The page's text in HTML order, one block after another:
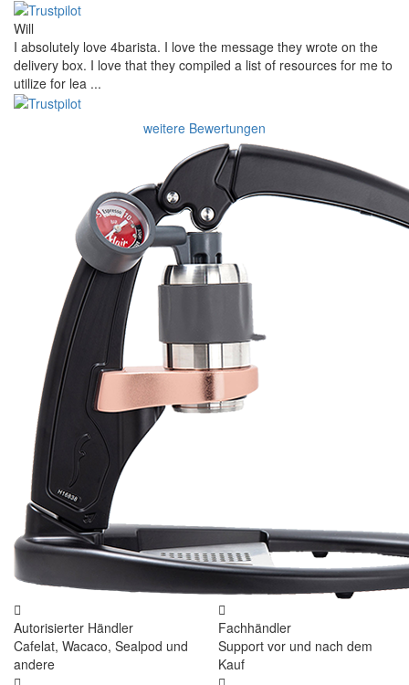
Will
I absolutely love 4barista. I love the message they wrote on the
delivery box. I love that they compiled a list of resources for me to
utilize for lea ...
weitere Bewertungen
Autorisierter Händler
Cafelat, Wacaco, Sealpod und
andere
Fachhändler
Support vor und nach dem
Kauf